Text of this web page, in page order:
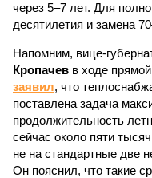
через 5–7 лет. Для
десятилетия и замена
Напомним, вице-
Кропачев в ходе
заявил, что
поставлена задача
продолжительность
сейчас около пяти
не на стандартные две
Он пояснил, что такие